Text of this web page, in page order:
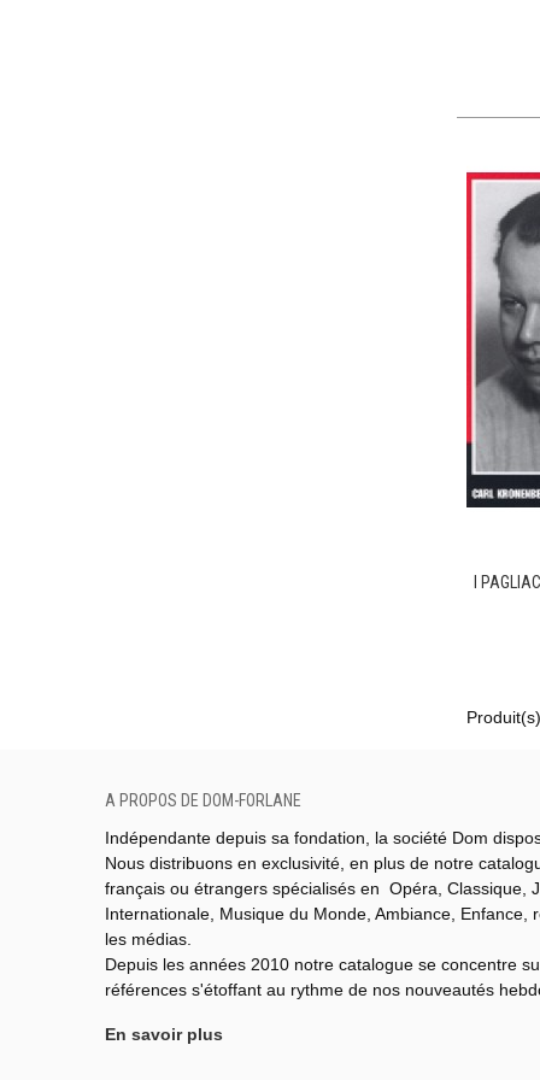
I
A PROPOS DE DOM-FORLANE
Indépendante depuis sa fondation, la société Dom
Nous distribuons en exclusivité, en plus de notre
français ou étrangers spécialisés en Opéra, Classique,
Internationale, Musique du Monde, Ambiance, Enfance,
les médias.
Depuis les années 2010 notre catalogue se concentre
références s'étoffant au rythme de nos nouveautés
En savoir plus